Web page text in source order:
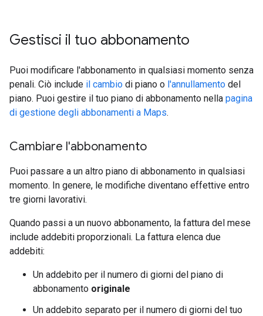
Gestisci il tuo abbonamento
Puoi modificare l'abbonamento in qualsiasi momento senza
penali. Ciò include il cambio di piano o l'annullamento del
piano. Puoi gestire il tuo piano di abbonamento nella pagina
di gestione degli abbonamenti a Maps.
Cambiare l'abbonamento
Puoi passare a un altro piano di abbonamento in qualsiasi
momento. In genere, le modifiche diventano effettive entro
tre giorni lavorativi.
Quando passi a un nuovo abbonamento, la fattura del mese
include addebiti proporzionali. La fattura elenca due
addebiti:
Un addebito per il numero di giorni del piano di
abbonamento originale
Un addebito separato per il numero di giorni del tuo